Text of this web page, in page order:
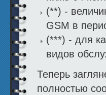
(**) -
GSM в
(***) - для
видов
Теперь
полностью